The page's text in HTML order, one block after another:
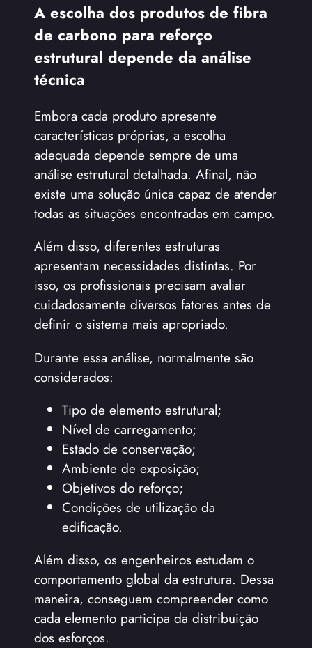
A escolha dos produtos de fibra
de carbono para reforço
estrutural depende da análise
técnica
Embora cada produto apresente
características próprias, a escolha
adequada depende sempre de uma
análise estrutural detalhada. Afinal, não
existe uma solução única capaz de atender
todas as situações encontradas em campo.
Além disso, diferentes estruturas
apresentam necessidades distintas. Por
isso, os profissionais precisam avaliar
cuidadosamente diversos fatores antes de
definir o sistema mais apropriado.
Durante essa análise, normalmente são
considerados:
Tipo de elemento estrutural;
Nível de carregamento;
Estado de conservação;
Ambiente de exposição;
Objetivos do reforço;
Condições de utilização da
edificação.
Além disso, os engenheiros estudam o
comportamento global da estrutura. Dessa
maneira, conseguem compreender como
cada elemento participa da distribuição
dos esforços.